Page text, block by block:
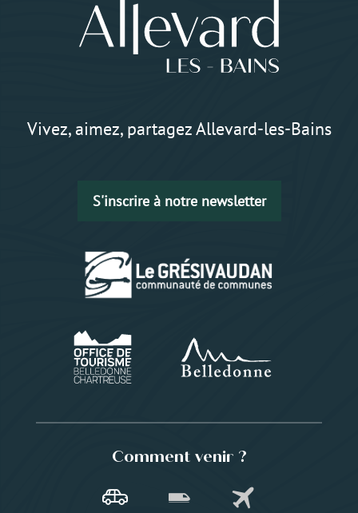
Vivez, aimez, partagez Allevard-les-Bains
S'inscrire à notre newsletter
Comment venir ?